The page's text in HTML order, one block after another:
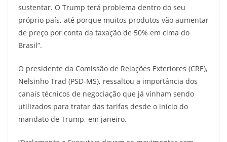
sustentar. O Trump terá problema dentro do seu
próprio país, até porque muitos produtos vão aumentar
de preço por conta da taxação de 50% em cima do
Brasil”.
O presidente da Comissão de Relações Exteriores (CRE),
Nelsinho Trad (PSD-MS), ressaltou a importância dos
canais técnicos de negociação que já vinham sendo
utilizados para tratar das tarifas desde o início do
mandato de Trump, em janeiro.